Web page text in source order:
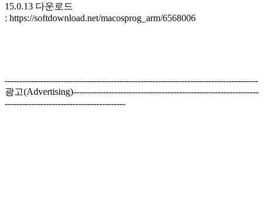
15.0.13 다운로드
: https://softdownload.net/macosprog_arm/6568006
--------------------------------------------------------------------------------------
광고(Advertising)---------------------------------------------------------------
-----------------------------------------